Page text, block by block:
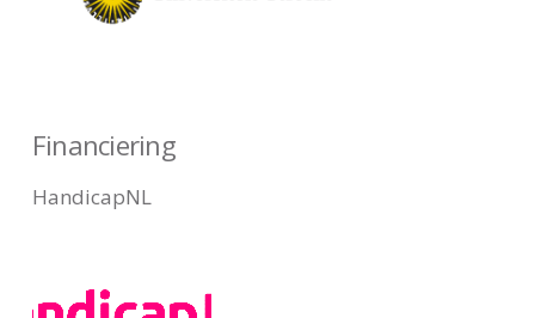
Financiering
HandicapNL